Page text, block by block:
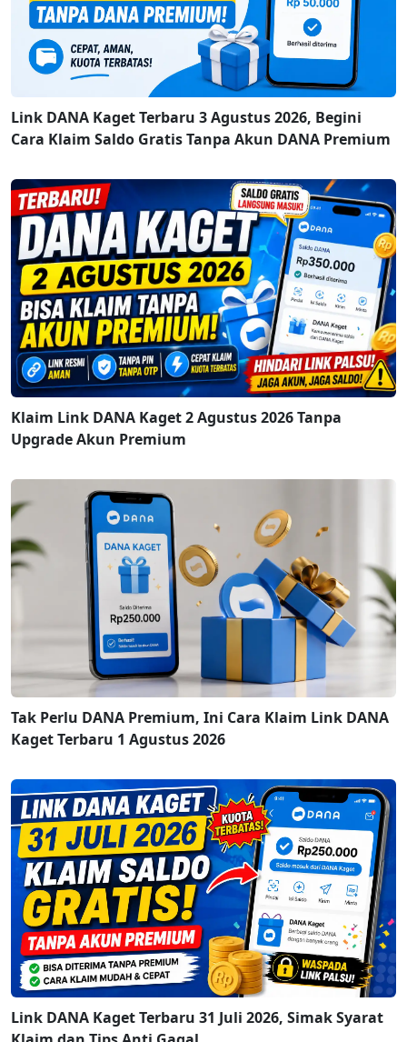
Link DANA Kaget Terbaru 3 Agustus 2026, Begini
Cara Klaim Saldo Gratis Tanpa Akun DANA Premium
Klaim Link DANA Kaget 2 Agustus 2026 Tanpa
Upgrade Akun Premium
Tak Perlu DANA Premium, Ini Cara Klaim Link DANA
Kaget Terbaru 1 Agustus 2026
Link DANA Kaget Terbaru 31 Juli 2026, Simak Syarat